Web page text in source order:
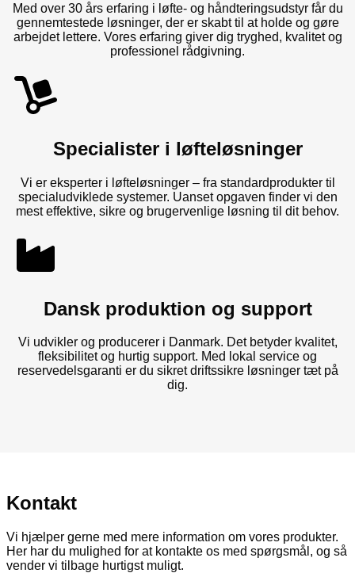
Med over 30 års erfaring i løfte- og håndteringsudstyr får du
gennemtestede løsninger, der er skabt til at holde og gøre
arbejdet lettere. Vores erfaring giver dig tryghed, kvalitet og
professionel rådgivning.
Specialister i løfteløsninger
Vi er eksperter i løfteløsninger – fra standardprodukter til
specialudviklede systemer. Uanset opgaven finder vi den
mest effektive, sikre og brugervenlige løsning til dit behov.
Dansk produktion og support
Vi udvikler og producerer i Danmark. Det betyder kvalitet,
fleksibilitet og hurtig support. Med lokal service og
reservedelsgaranti er du sikret driftssikre løsninger tæt på
dig.
Kontakt
Vi hjælper gerne med mere information om vores produkter.
Her har du mulighed for at kontakte os med spørgsmål, og så
vender vi tilbage hurtigst muligt.